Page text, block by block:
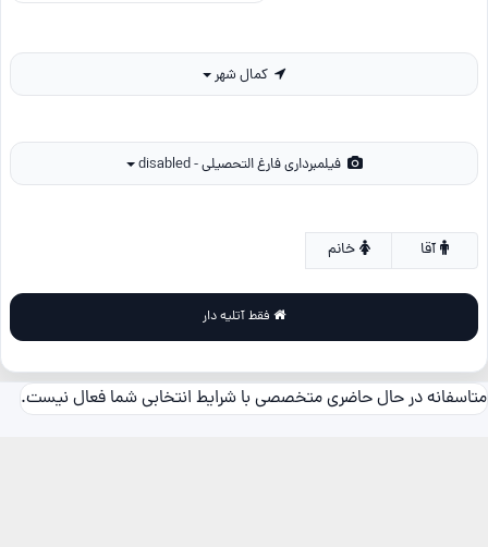
فیلمبرداری فارغ التحصیلی - disabled
خانم
متاسفانه در حال حاضری متخصصی با شرایط انتخابی شما فعال نیست.